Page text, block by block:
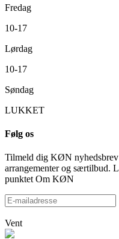
Fredag
10-17
Lørdag
10-17
Søndag
LUKKET
Følg os
Tilmeld dig KØN
arrangementer og særtilbud.
punktet Om KØN
Vent